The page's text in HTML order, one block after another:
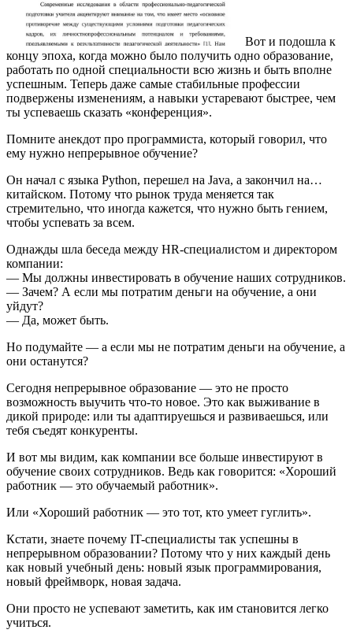
Вот и подошла к
концу эпоха, когда можно было получить одно образование,
работать по одной специальности всю жизнь и быть вполне
успешным. Теперь даже самые стабильные профессии
подвержены изменениям, а навыки устаревают быстрее, чем
ты успеваешь сказать «конференция».
Помните анекдот про программиста, который говорил, что
ему нужно непрерывное обучение?
Он начал с языка Python, перешел на Java, а закончил на…
китайском. Потому что рынок труда меняется так
стремительно, что иногда кажется, что нужно быть гением,
чтобы успевать за всем.
Однажды шла беседа между HR-специалистом и директором
компании:
— Мы должны инвестировать в обучение наших сотрудников.
— Зачем? А если мы потратим деньги на обучение, а они
уйдут?
— Да, может быть.
Но подумайте — а если мы не потратим деньги на обучение, а
они останутся?
Сегодня непрерывное образование — это не просто
возможность выучить что-то новое. Это как выживание в
дикой природе: или ты адаптируешься и развиваешься, или
тебя съедят конкуренты.
И вот мы видим, как компании все больше инвестируют в
обучение своих сотрудников. Ведь как говорится: «Хороший
работник — это обучаемый работник».
Или «Хороший работник — это тот, кто умеет гуглить».
Кстати, знаете почему IT-специалисты так успешны в
непрерывном образовании? Потому что у них каждый день
как новый учебный день: новый язык программирования,
новый фреймворк, новая задача.
Они просто не успевают заметить, как им становится легко
учиться.